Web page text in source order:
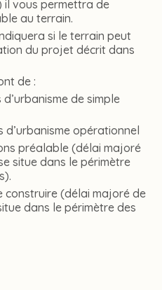
il vous permettra de
au terrain.
si le terrain peut
du projet décrit dans
de :
de simple
d’urbanisme opérationnel
préalable (délai majoré
situe dans le périmètre
construire (délai majoré de
dans le périmètre des